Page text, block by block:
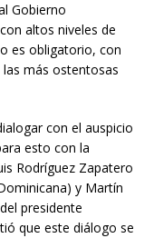
Gobierno
altos niveles de
es obligatorio, con
más ostentosas
con el auspicio
esto con la
Rodríguez Zapatero
y Martín
presidente
que este diálogo se